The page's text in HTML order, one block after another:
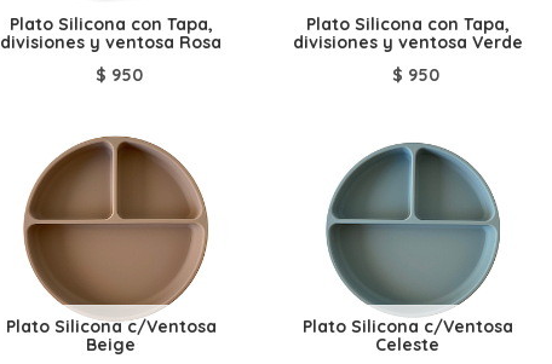
Plato Silicona con Tapa,
divisiones y ventosa Rosa
$ 950
Plato Silicona con Tapa,
divisiones y ventosa Verde
$ 950
Plato Silicona c/Ventosa
Beige
Plato Silicona c/Ventosa
Celeste